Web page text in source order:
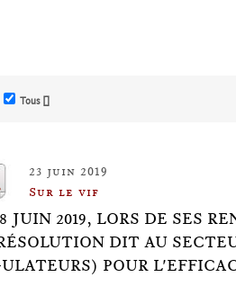
Tous []
23 juin 2019
Sur le vif
JUIN 2019, LORS DE SES
DIT AU
POUR